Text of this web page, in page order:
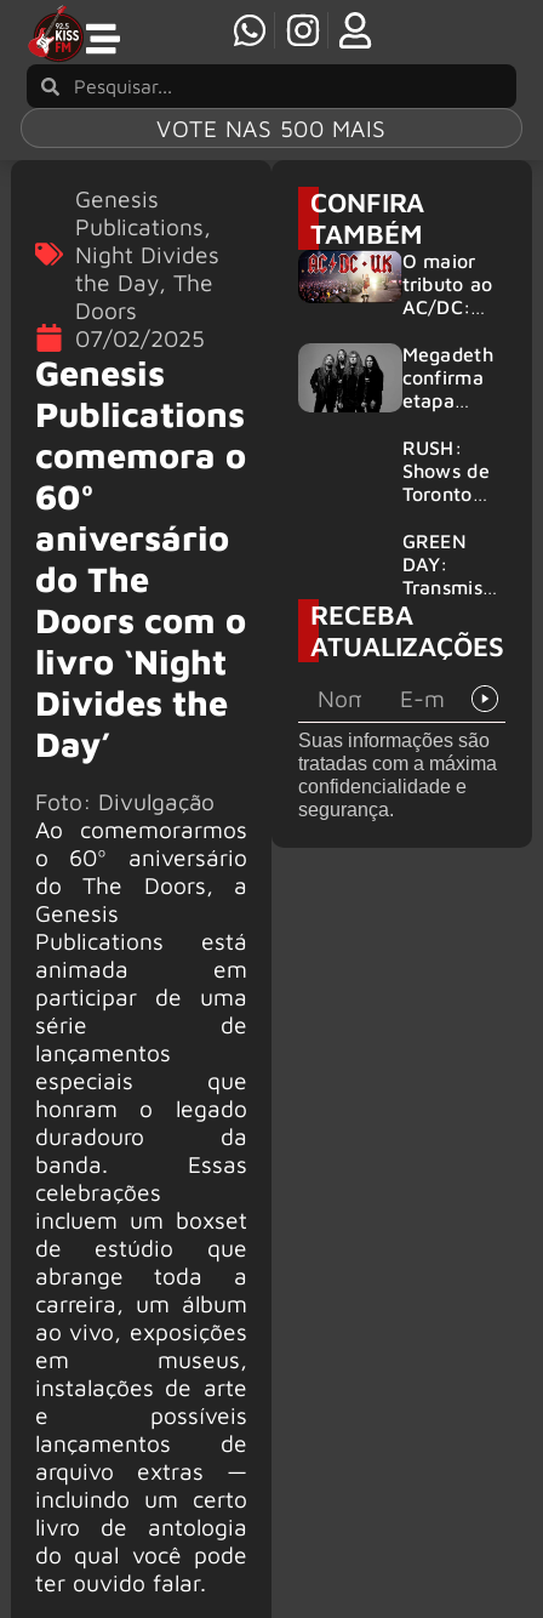
VOTE NAS 500 MAIS
Genesis
Publications,
Night Divides
the Day, The
Doors
07/02/2025
Genesis
Publications
comemora o
60º
aniversário
do The
Doors com o
livro ‘Night
Divides the
Day’
Foto: Divulgação
Ao comemorarmos
o 60º aniversário
do The Doors, a
Genesis
Publications está
animada em
participar de uma
série de
lançamentos
especiais que
honram o legado
duradouro da
banda. Essas
celebrações
incluem um boxset
de estúdio que
abrange toda a
carreira, um álbum
ao vivo, exposições
em museus,
instalações de arte
e possíveis
lançamentos de
arquivo extras —
incluindo um certo
livro de antologia
do qual você pode
ter ouvido falar.
CONFIRA
TAMBÉM
O maior
tributo ao
AC/DC:
traz ao
Brasil um
repertório
atravessa
gerações
Megadeth
confirma
etapa
da turnê
de
despedida
RUSH:
Shows de
Toronto
filmados
para
provável
filme
GREEN
DAY:
Transmissã
o 24 horas
‘Green Day
TV’ é
YouTube
RECEBA
ATUALIZAÇÕES
Suas informações são
tratadas com a máxima
confidencialidade e
segurança.